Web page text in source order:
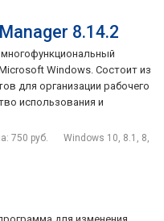
8.14.2
Windows. Состоит из
для организации рабочего
использования и
750 руб.
Windows 10, 8.1, 8,